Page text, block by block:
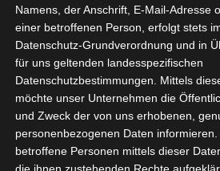
Sie befinden sich hier:Startseite
– Avenir Sportif de Soliman (ASS)
Namens, der Anschrift, E-Mail-Adresse
einer betroffenen Person, erfolgt stets
Datenschutz-Grundverordnung und in
für uns geltenden landesspezifischen
Datenschutzbestimmungen. Mittels
möchte unser Unternehmen die
und Zweck der von uns erhobenen,
personenbezogenen Daten
betroffene Personen mittels dieser